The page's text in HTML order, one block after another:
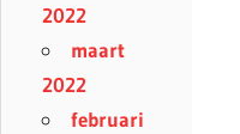
2022
maart
2022
februari